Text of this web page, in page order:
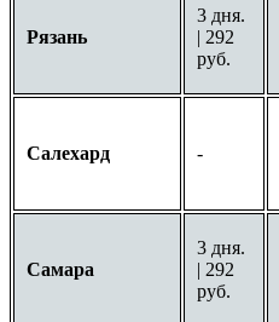
Рязань
3 дня.
| 292
руб.
Салехард -
Самара
3 дня.
| 292
руб.